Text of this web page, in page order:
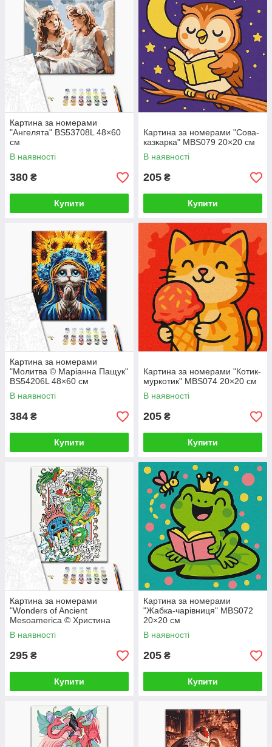
Картина за номерами
"Ангелята" BS53708L 48×60
см
В наявності
380 ₴
Купити
Картина за номерами "Сова-
казкарка" MBS079 20×20 см
В наявності
205 ₴
Купити
Картина за номерами
"Молитва © Маріанна Пащук"
BS54206L 48×60 см
В наявності
384 ₴
Купити
Картина за номерами "Котик-
муркотик" MBS074 20×20 см
В наявності
205 ₴
Купити
Картина за номерами
"Wonders of Ancient
Mesoamerica © Христина
Тужук" RBS1038 30×40 см
В наявності
295 ₴
Купити
Картина за номерами
"Жабка-чарівниця" MBS072
20×20 см
В наявності
205 ₴
Купити